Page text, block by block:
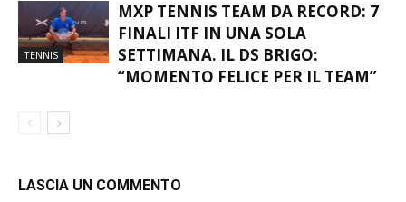
MXP TENNIS TEAM DA RECORD: 7
FINALI ITF IN UNA SOLA
SETTIMANA. IL DS BRIGO: